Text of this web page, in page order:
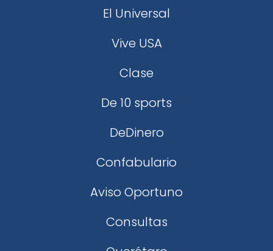
El Universal
Vive USA
Clase
De 10 sports
DeDinero
Confabulario
Aviso Oportuno
Consultas